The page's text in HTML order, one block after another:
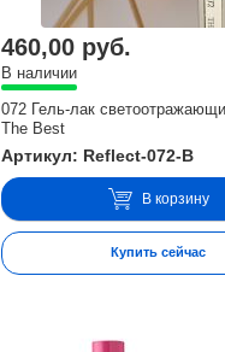
460,00 руб.
В наличии
072 Гель-лак
The Best
Артикул: Reflect-072-B
В корзину
Купить сейчас